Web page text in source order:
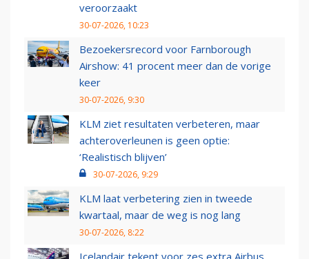
veroorzaakt
30-07-2026, 10:23
Bezoekersrecord voor Farnborough
Airshow: 41 procent meer dan de vorige
keer
30-07-2026, 9:30
KLM ziet resultaten verbeteren, maar
achteroverleunen is geen optie:
‘Realistisch blijven’
30-07-2026, 9:29
KLM laat verbetering zien in tweede
kwartaal, maar de weg is nog lang
30-07-2026, 8:22